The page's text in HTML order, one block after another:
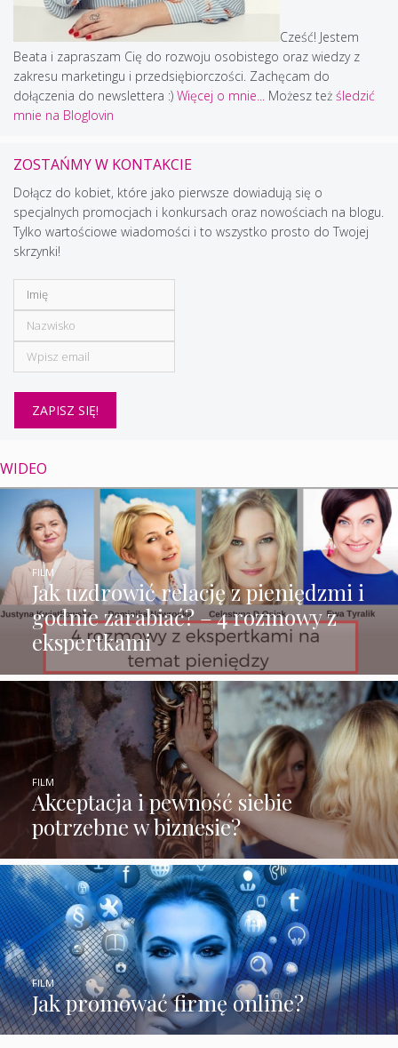
Cześć! Jestem
Beata i zapraszam Cię do rozwoju osobistego oraz wiedzy z
zakresu marketingu i przedsiębiorczości. Zachęcam do
dołączenia do newslettera :) Więcej o mnie... Możesz też śledzić
mnie na Bloglovin
ZOSTAŃMY W KONTAKCIE
Dołącz do kobiet, które jako pierwsze dowiadują się o
specjalnych promocjach i konkursach oraz nowościach na blogu.
Tylko wartościowe wiadomości i to wszystko prosto do Twojej
skrzynki!
WIDEO
Jak uzdrowić relację z pieniędzmi i
godnie zarabiać? – 4 rozmowy z
ekspertkami
FILM
Akceptacja i pewność siebie
potrzebne w biznesie?
FILM
Jak promować firmę online?
FILM